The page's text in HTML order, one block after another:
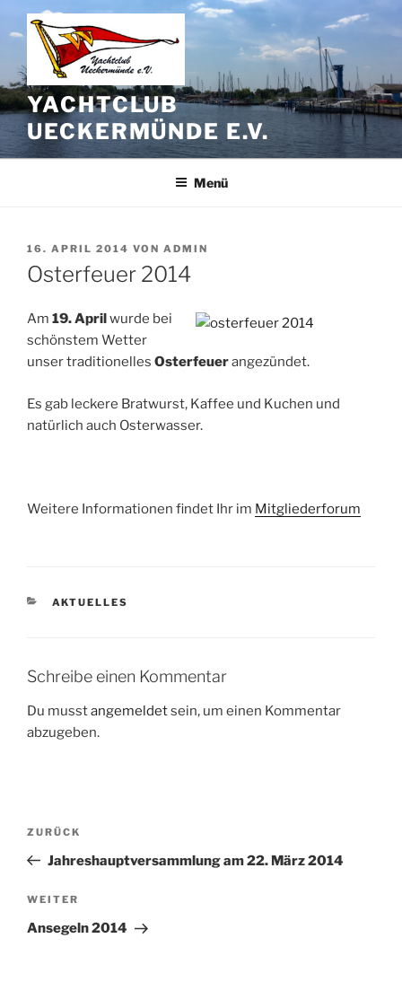
Zum
Inhalt
springen
YACHTCLUB
UECKERMÜNDE E.V.
Menü
VERÖFFENTLICHT
AM
16. APRIL 2014 VON ADMIN
Osterfeuer 2014
Am 19. Aprilwurde bei
schönstem Wetter
unser traditionelles Osterfeuerangezündet.
Es gab leckere Bratwurst, Kaffee und Kuchen und
natürlich auch Osterwasser.
Weitere Informationen findet Ihr im Mitgliederforum
KATEGORIEN
AKTUELLES
Schreibe einen Kommentar
Du musstangemeldetsein, um einen Kommentar
abzugeben.
Beitragsnavigation
Vorheriger
Beitrag
ZURÜCK
Jahreshauptversammlung am 22. März 2014
Nächster
Beitrag
WEITER
Ansegeln 2014